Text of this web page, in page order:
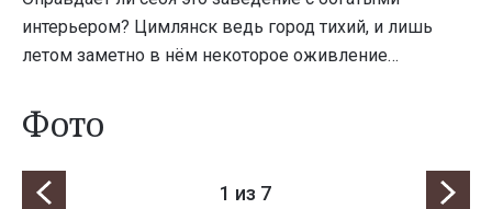
интерьером? Цимлянск ведь город тихий, и лишь
летом заметно в нём некоторое оживление…
Фото
1 из 7